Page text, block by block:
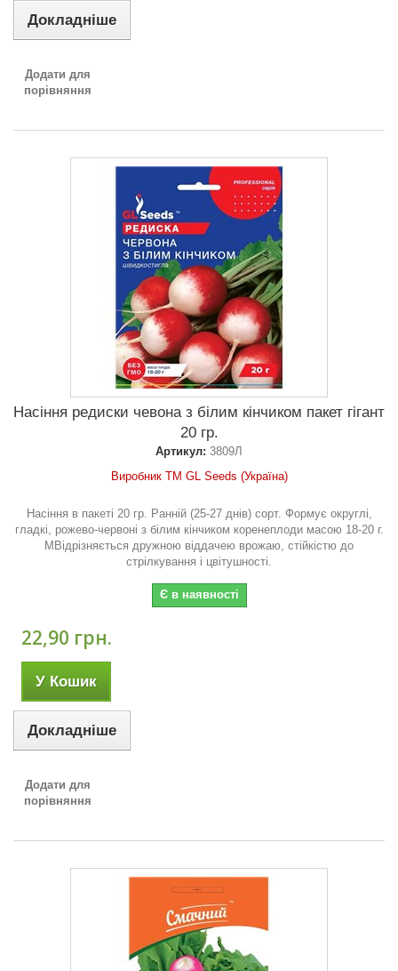
Докладніше
Додати для
порівняння
Насіння редиски чевона з білим кінчиком пакет гігант
20 гр.
Артикул: 3809Л
Виробник ТМ GL Seeds (Україна)
Насіння в пакеті 20 гр. Ранній (25-27 днів) сорт. Формує округлі,
гладкі, рожево-червоні з білим кінчиком коренеплоди масою 18-20 г.
МВідрізняється дружною віддачею врожаю, стійкістю до
стрілкування і цвітушності.
Є в наявності
22,90 грн.
У Кошик
Докладніше
Додати для
порівняння